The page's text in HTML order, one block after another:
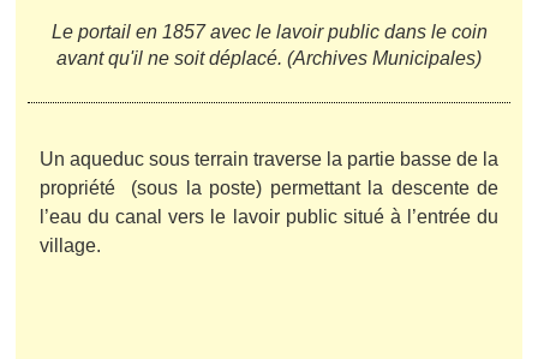
Le portail en 1857 avec le lavoir public dans le coin
avant qu'il ne soit déplacé. (Archives Municipales)
Un aqueduc sous terrain traverse la partie basse de la
propriété (sous la poste) permettant la descente de
l’eau du canal vers le lavoir public situé à l’entrée du
village.